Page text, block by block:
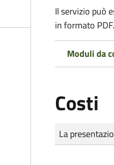
Il servizio può
in formato PDF.
Moduli da
Costi
Tipo di
Importo
La